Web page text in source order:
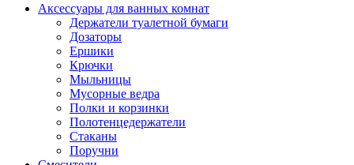
Аксессуары для ванных комнат
Держатели туалетной бумаги
Дозаторы
Ершики
Крючки
Мыльницы
Мусорные ведра
Полки и корзинки
Полотенцедержатели
Стаканы
Поручни